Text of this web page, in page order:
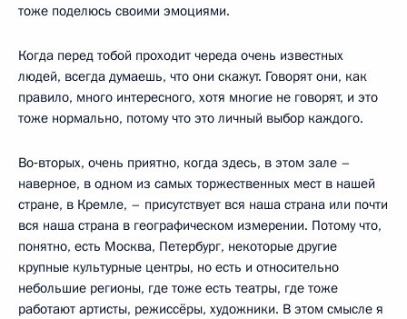
тоже поделюсь своими эмоциями.
Когда перед тобой проходит череда очень известных
людей, всегда думаешь, что они скажут. Говорят они, как
правило, много интересного, хотя многие не говорят, и это
тоже нормально, потому что это личный выбор каждого.
Во‑вторых, очень приятно, когда здесь, в этом зале –
наверное, в одном из самых торжественных мест в нашей
стране, в Кремле, – присутствует вся наша страна или почти
вся наша страна в географическом измерении. Потому что,
понятно, есть Москва, Петербург, некоторые другие
крупные культурные центры, но есть и относительно
небольшие регионы, где тоже есть театры, где тоже
работают артисты, режиссёры, художники. В этом смысле я